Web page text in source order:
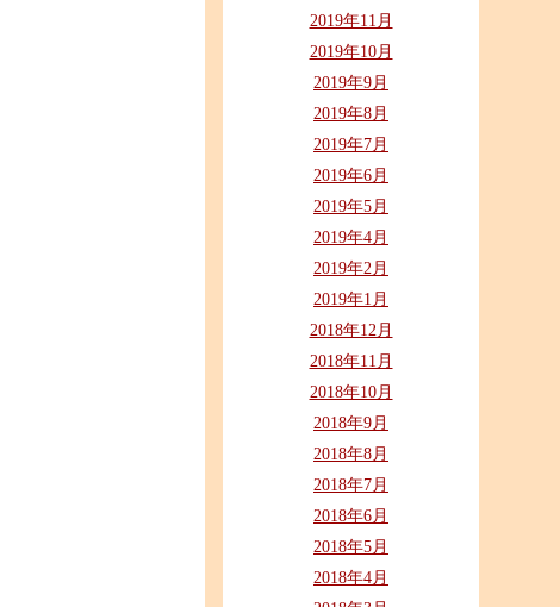
2019年11月
2019年10月
2019年9月
2019年8月
2019年7月
2019年6月
2019年5月
2019年4月
2019年2月
2019年1月
2018年12月
2018年11月
2018年10月
2018年9月
2018年8月
2018年7月
2018年6月
2018年5月
2018年4月